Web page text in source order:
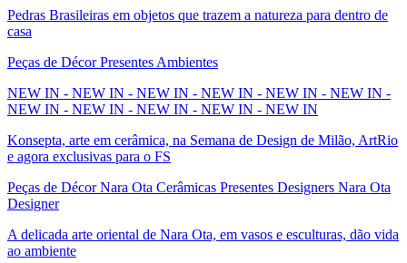
Pedras Brasileiras em objetos que trazem a natureza para dentro de
casa
Peças de Décor Presentes Ambientes
NEW IN - NEW IN - NEW IN - NEW IN - NEW IN - NEW IN -
NEW IN - NEW IN - NEW IN - NEW IN - NEW IN
Konsepta, arte em cerâmica, na Semana de Design de Milão, ArtRio
e agora exclusivas para o FS
Peças de Décor Nara Ota Cerâmicas Presentes Designers Nara Ota
Designer
A delicada arte oriental de Nara Ota, em vasos e esculturas, dão vida
ao ambiente